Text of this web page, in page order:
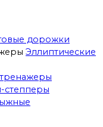
дорожки
Эллиптические
степперы